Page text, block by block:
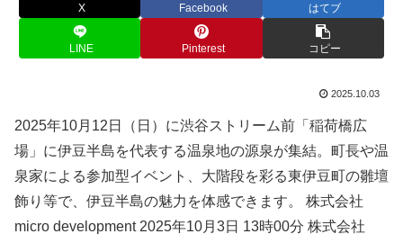
X Facebook はてブ
LINE Pinterest コピー
2025.10.03
2025年10月12日（日）に渋谷ストリーム前「稲荷橋広
場」に伊豆半島を代表する温泉地の源泉が集結。町長や温
泉家による参加型イベント、大階段を彩る東伊豆町の雛壇
飾り等で、伊豆半島の魅力を体感できます。 株式会社
micro development 2025年10月3日 13時00分 株式会社